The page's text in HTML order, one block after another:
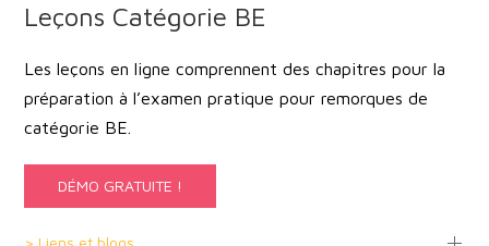
Leçons Catégorie BE
Les leçons en ligne comprennent des chapitres pour la
préparation à l’examen pratique pour remorques de
catégorie BE.
DÉMO GRATUITE !
> Liens et blogs